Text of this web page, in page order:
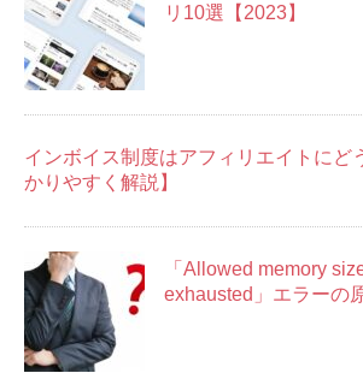
リ10選【2023】
インボイス制度はアフィリエイトにど
かりやすく解説】
「Allowed memory
exhausted」エラーの